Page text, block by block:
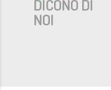
DICONO DI
NOI
finale.